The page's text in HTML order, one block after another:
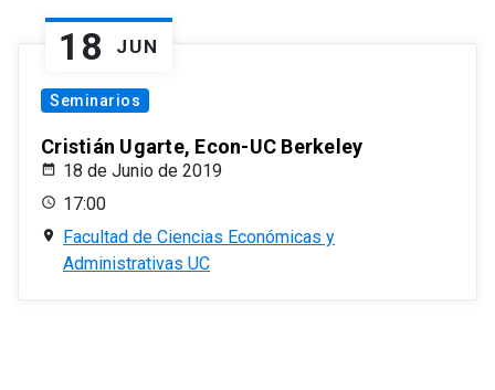
18 JUN
Seminarios
Cristián Ugarte, Econ-UC Berkeley
18 de Junio de 2019
17:00
Facultad de Ciencias Económicas y
Administrativas UC